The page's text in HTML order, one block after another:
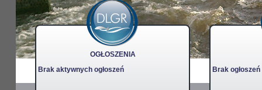
OGŁOSZENIA
Brak aktywnych ogłoszeń
Brak